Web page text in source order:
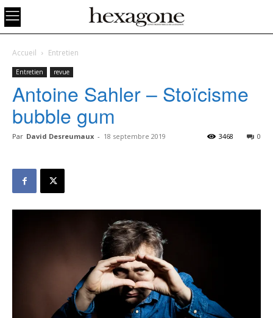
Accueil Entretien
Entretien revue
Antoine Sahler – Stoïcisme
bubble gum
Par David Desreumaux - 18 septembre 2019 0
3468